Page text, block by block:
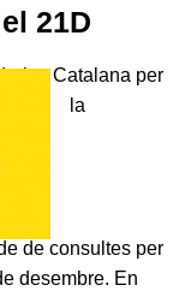
21D
Catalana per
la
de consultes per
desembre. En